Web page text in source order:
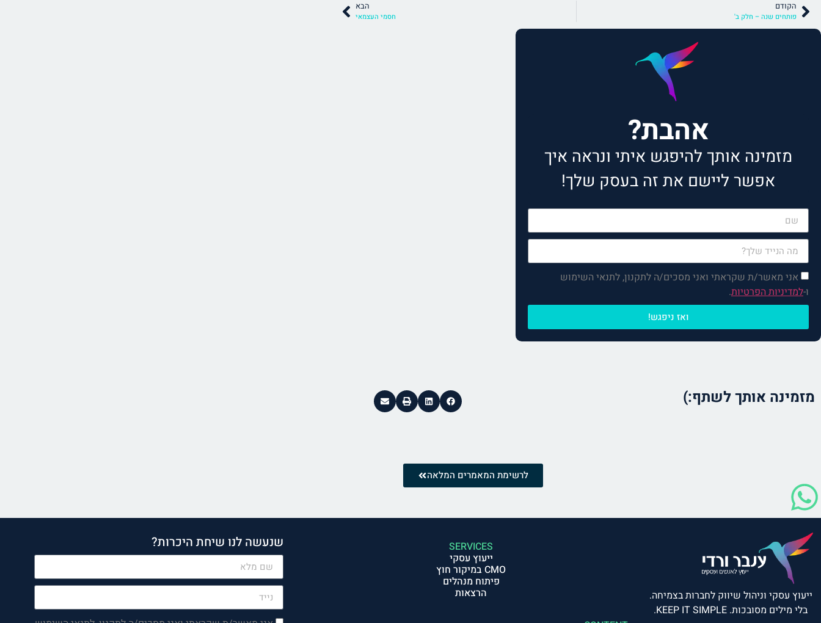
הקודם
פותחים שנה – חלק ב'
הבא
חסמי העצמאי
אהבת?
מזמינה אותך להיפגש איתי ונראה איך
אפשר ליישם את זה בעסק שלך!
אני מאשר/ת שקראתי ואני מסכים/ה לתקנון, לתנאי השימוש
ו-למדיניות הפרטיות.
ואז ניפגש!
מזמינה אותך לשתף:)
לרשימת המאמרים המלאה
ייעוץ עסקי וניהול שיווק לחברות בצמיחה.
בלי מילים מסובכות. KEEP IT SIMPLE.
SERVICES
ייעוץ עסקי
CMO במיקור חוץ
פיתוח מנהלים
הרצאות
שנעשה לנו שיחת היכרות?